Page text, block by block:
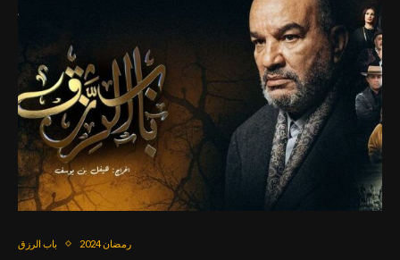
باب الرزق رمضان 2024